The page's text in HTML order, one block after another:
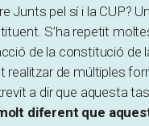
Junts pel sí i la CUP?
S’ha repetit
de la constitució de
realitzar de múltiples
a dir que aquesta
diferent que